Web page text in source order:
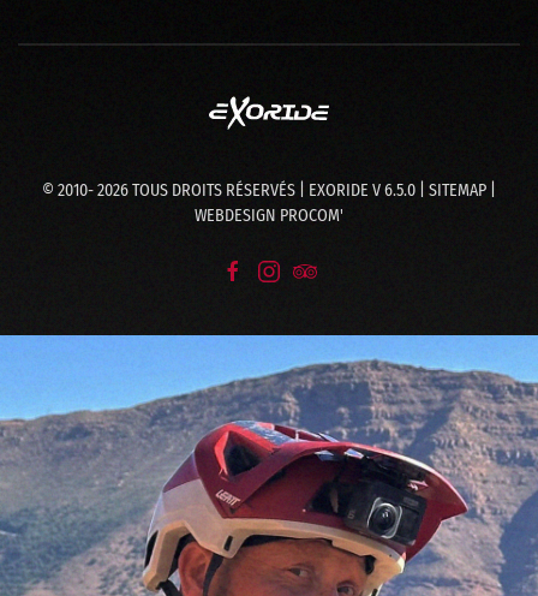
© 2010-2026TOUS DROITS RÉSERVÉS | EXORIDE V 6.5.0 | SITEMAP
WEBDESIGN PROCOM'